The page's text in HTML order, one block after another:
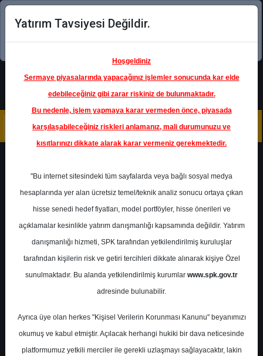
Şimdi uygulamayı indirin!
ISCTR- TÜRKİYE İŞ BANKASI
A.Ş.
Hedef Fiyat 18.65 ₺
Getiri
%0.00
0 2
Yatırım Tavsiyesi Değildir.
Hoşgeldiniz
Sermaye piyasalarında yapacağınız işlemler sonucunda kar elde
edebileceğiniz gibi zarar riskiniz de bulunmaktadır.
Bu nedenle, işlem yapmaya karar vermeden önce, piyasada
karşılaşabileceğiniz riskleri anlamanız, mali durumunuzu ve
kısıtlarınızı dikkate alarak karar vermeniz gerekmektedir.
"Bu internet sitesindeki tüm sayfalarda veya bağlı sosyal medya
hesaplarında yer alan ücretsiz temel/teknik analiz sonucu ortaya çıkan
hisse senedi hedef fiyatları, model portföyler, hisse önerileri ve
açıklamalar kesinlikle yatırım danışmanlığı kapsamında değildir. Yatırım
danışmanlığı hizmeti, SPK tarafından yetkilendirilmiş kuruluşlar
tarafından kişilerin risk ve getiri tercihleri dikkate alınarak kişiye Özel
sunulmaktadır. Bu alanda yetkilendirilmiş kurumlar www.spk.gov.tr
adresinde bulunabilir.
Ayrıca üye olan herkes "Kişisel Verilerin Korunması Kanunu" beyanımızı
okumuş ve kabul etmiştir. Açılacak herhangi hukiki bir dava neticesinde
platformumuz yetkili merciler ile gerekli uzlaşmayı sağlayacaktır, lakin